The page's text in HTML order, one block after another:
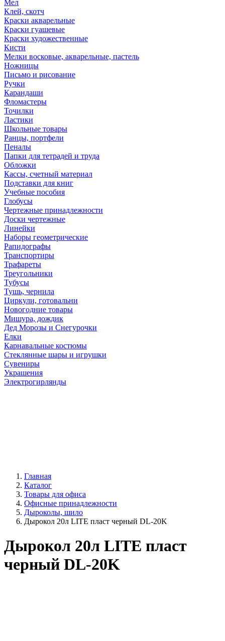
Мел
Клей, скотч
Краски акварельные
Краски гуашевые
Краски художественные
Кисти
Мелки восковые, акварельные, пастель
Ножницы
Письмо и рисование
Ручки
Карандаши
Фломастеры
Точилки
Ластики
Школьные товары
Ранцы, портфели
Пеналы
Папки для тетрадей и труда
Обложки
Кассы, счетный материал
Подставки для книг
Учебные пособия
Глобусы
Чертежные принадлежности
Доски чертежные
Линейки
Наборы геометрические
Рапидографы
Транспортиры
Трафареты
Треугольники
Тубусы
Тушь, чернила
Циркули, готовальни
Новогодние товары
Мишура, дождик
Дед Морозы и Снегурочки
Елки
Карнавальные костюмы
Стеклянные шары и игрушки
Сувениры
Украшения
Электрогирлянды
Главная
Каталог
Товары для офиса
Офисные принадлежности
Дыроколы, шило
Дырокол 20л LITE пласт черный DL-20K
Дырокол 20л LITE пласт
черный DL-20K